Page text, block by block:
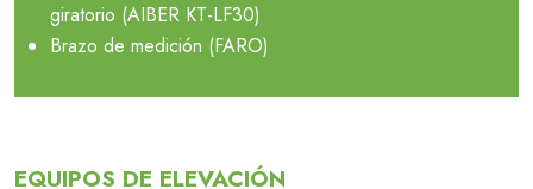
giratorio (AIBER KT-LF30)
Brazo de medición (FARO)
EQUIPOS DE ELEVACIÓN